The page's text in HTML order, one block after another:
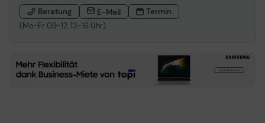
Beratung E-Mail
Termin
(Mo-Fr 09-12, 13-16 Uhr)